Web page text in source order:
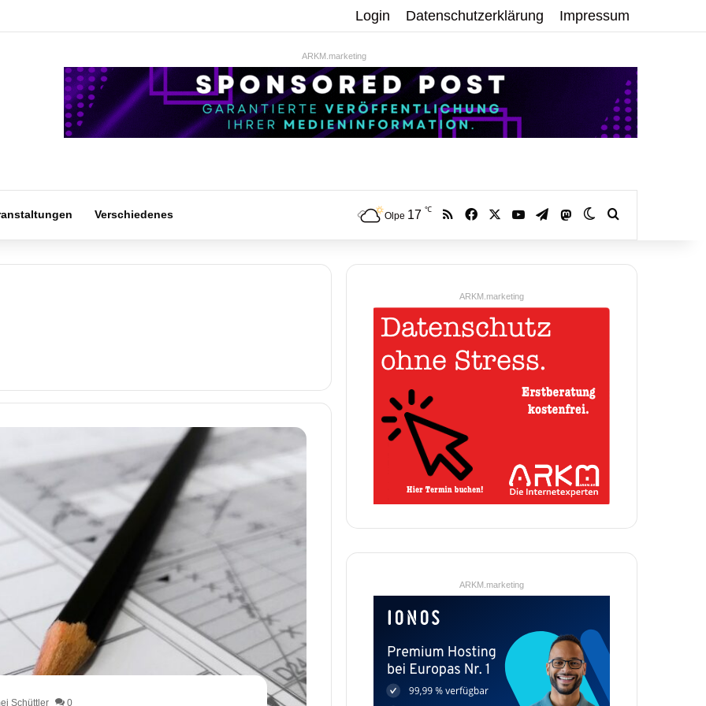
Login Datenschutzerklärung Impressum
ARKM.marketing
Verschiedenes Olpe 17 ℃ RSS Facebook YouTubeTelegramMastodonSkin umschalten
Schüttler 0
ARKM.marketing
ARKM.marketing